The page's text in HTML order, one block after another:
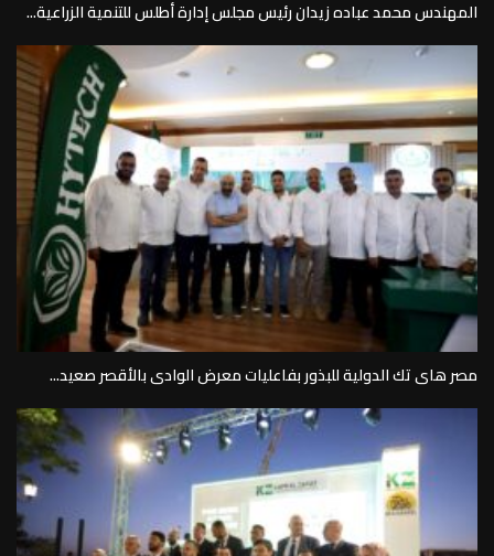
المهندس محمد عباده زيدان رئيس مجلس إدارة أطلس للتنمية الزراعية...